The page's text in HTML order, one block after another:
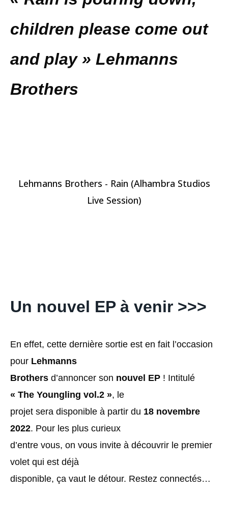
children please come out
and play» Lehmanns
Brothers
Lehmanns Brothers - Rain (Alhambra Studios
Live Session)
Un nouvel EP à venir >>>
En effet, cette dernière sortie est en fait l’occasion
pour Lehmanns
Brothers d’annoncer son nouvel EP ! Intitulé
« The Youngling vol.2 », le
projet sera disponible à partir du 18 novembre
2022. Pour les plus curieux
d’entre vous, on vous invite à découvrir le premier
volet qui est déjà
disponible, ça vaut le détour. Restez connectés…